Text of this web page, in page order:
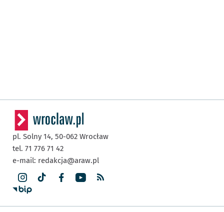
pl. Solny 14, 50-062 Wrocław
tel. 71 776 71 42
e-mail: redakcja@araw.pl